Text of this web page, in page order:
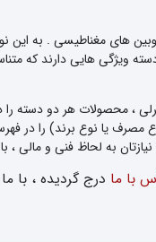
ویژگی هایی دارند که
، محصولات هر دو دسته را
مصرف یا نوع برند) را در
به لحاظ فنی و مالی
با ما درج گردیده ، با